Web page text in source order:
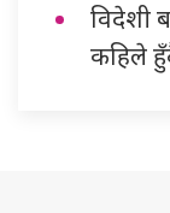
विदेशी
कहिले